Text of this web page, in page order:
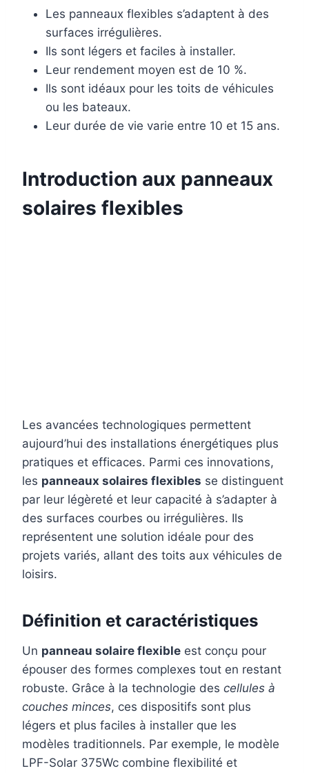
Les panneaux flexibles s’adaptent à des
surfaces irrégulières.
Ils sont légers et faciles à installer.
Leur rendement moyen est de 10 %.
Ils sont idéaux pour les toits de véhicules
ou les bateaux.
Leur durée de vie varie entre 10 et 15 ans.
Introduction aux panneaux
solaires flexibles
Les avancées technologiques permettent
aujourd’hui des installations énergétiques plus
pratiques et efficaces. Parmi ces innovations,
les panneaux solaires flexibles se distinguent
par leur légèreté et leur capacité à s’adapter à
des surfaces courbes ou irrégulières. Ils
représentent une solution idéale pour des
projets variés, allant des toits aux véhicules de
loisirs.
Définition et caractéristiques
Un panneau solaire flexible est conçu pour
épouser des formes complexes tout en restant
robuste. Grâce à la technologie des cellules à
couches minces, ces dispositifs sont plus
légers et plus faciles à installer que les
modèles traditionnels. Par exemple, le modèle
LPF-Solar 375Wc combine flexibilité et